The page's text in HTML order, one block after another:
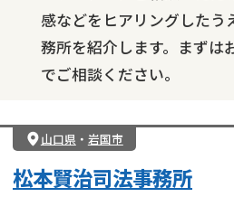
感などをヒアリングしたう
務所を紹介します。まずは
でご相談ください。
山口県 ・ 岩国市
松本賢治司法事務所